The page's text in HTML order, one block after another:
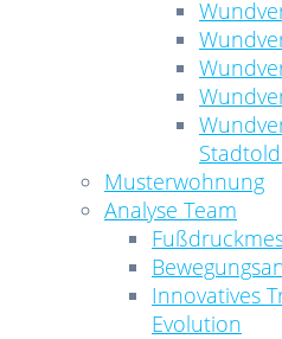
Musterwohnung
Analyse Team
Innovatives
Evolution